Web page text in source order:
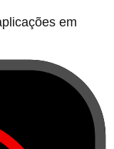
em